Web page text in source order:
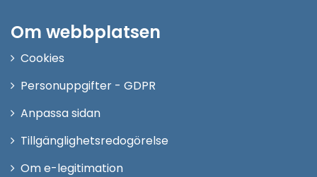
Om webbplatsen
Cookies
Personuppgifter - GDPR
Anpassa sidan
Tillgänglighetsredogörelse
Om e-legitimation